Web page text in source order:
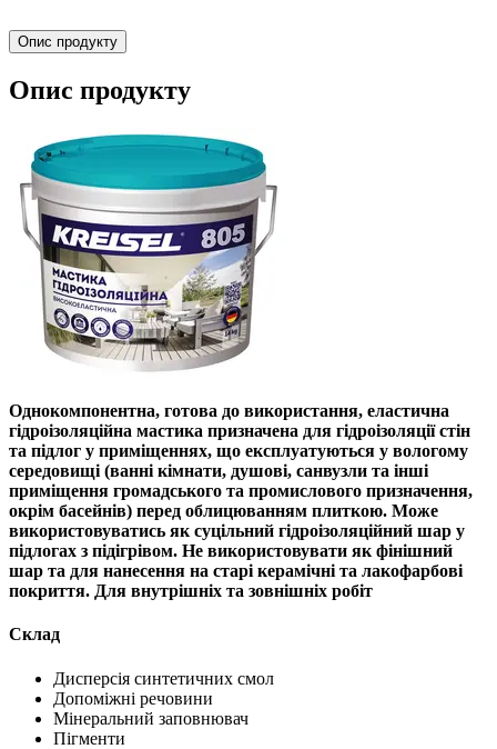
Опис продукту
Опис продукту
Однокомпонентна, готова до використання, еластична
гідроізоляційна мастика призначена для гідроізоляції стін
та підлог у приміщеннях, що експлуатуються у вологому
середовищі (ванні кімнати, душові, санвузли та інші
приміщення громадського та промислового призначення,
окрім басейнів) перед облицюванням плиткою. Може
використовуватись як суцільний гідроізоляційний шар у
підлогах з підігрівом. Не використовувати як фінішний
шар та для нанесення на старі керамічні та лакофарбові
покриття. Для внутрішніх та зовнішніх робіт
Склад
Дисперсія синтетичних смол
Допоміжні речовини
Мінеральний заповнювач
Пігменти